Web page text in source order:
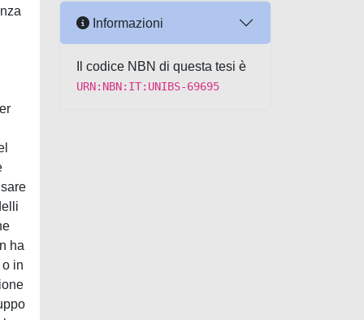
ha
in
Informazioni
Il codice NBN di questa tesi è
URN:NBN:IT:UNIBS-69695